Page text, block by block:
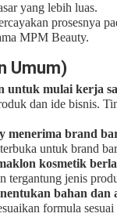
yang lebih luas.
prosesnya
MPM Beauty.
Umum)
untuk mulai kerja
dan ide bisnis.
menerima brand
untuk brand
kosmetik
tergantung jenis
bahan
formula